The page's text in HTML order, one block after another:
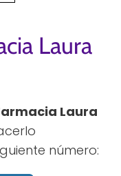
Laura
Laura
número: